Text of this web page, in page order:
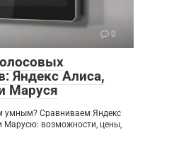
0
Яндекс Алиса,
Маруся
умным? Сравниваем Яндекс
Марусю: возможности, цены,